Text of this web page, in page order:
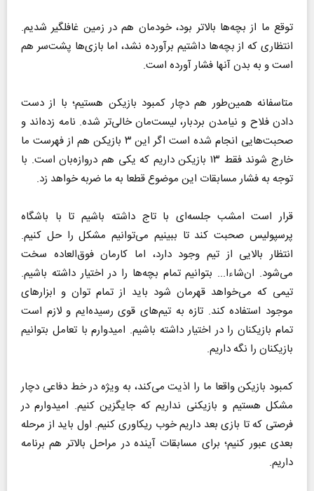
توقع ما از بچه‌ها بالاتر بود، خودمان هم در زمین غافلگیر شدیم.
انتظاری که از بچه‌ها داشتیم برآورده نشد، اما بازی‌ها پشت‌سر هم
است و به بدن آنها فشار آورده است.
متاسفانه همین‌طور هم دچار کمبود بازیکن هستیم؛ با از دست
دادن فلاح و نیامدن بردبار، لیست‌مان خالی‌تر شده. نامه زده‌اند و
صحبت‌هایی انجام شده است اگر این ۳ بازیکن هم از فهرست ما
خارج شوند فقط ۱۳ بازیکن داریم که یکی هم دروازه‌بان است. با
توجه به فشار مسابقات این موضوع قطعا به ما ضربه خواهد زد.
قرار است امشب جلسه‌ای با تاج داشته باشیم تا با باشگاه
پرسپولیس صحبت کند تا ببینیم می‌توانیم مشکل را حل کنیم.
انتظار بالایی‌ از تیم وجود دارد، اما‌ کارمان فوق‌العاده سخت
می‌شود. ان‌شاءا... بتوانیم تمام بچه‌ها را در اختیار داشته باشیم.
تیمی که می‌خواهد قهرمان شود باید از تمام توان و ابزارهای
موجود استفاده کند. تازه به تیم‌های قوی رسیده‌ایم و لازم است
تمام بازیکنان را در اختیار داشته باشیم. امیدوارم با تعامل بتوانیم
بازیکنان را نگه داریم.
کمبود بازیکن واقعا ما را اذیت می‌کند، به ویژه در خط دفاعی دچار
مشکل هستیم و بازیکنی نداریم که جایگزین کنیم. امیدوارم در
فرصتی که تا بازی بعد داریم خوب ریکاوری کنیم. اول باید از مرحله
بعدی عبور کنیم؛ برای مسابقات آینده در مراحل بالاتر هم برنامه
داریم.